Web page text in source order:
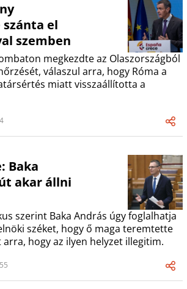
el
szemben
megkezdte az Olaszországból
válaszul arra, hogy Róma a
miatt visszaállította a
Baka
akar állni
szerint Baka András úgy foglalhatja
széket, hogy ő maga teremtette
hogy az ilyen helyzet illegitim.
55